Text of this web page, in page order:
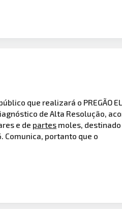
que realizará o PREGÃO
de Alta Resolução,
e de partes moles,
Comunica, portanto que o